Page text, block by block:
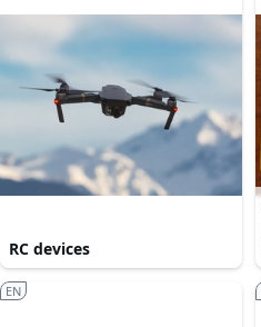
RC devices
EN